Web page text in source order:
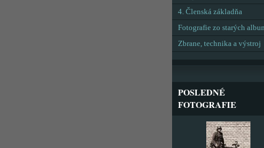
4. Členská základňa
Fotografie zo starých
Zbrane, technika a výstroj
POSLEDNÉ
FOTOGRAFIE